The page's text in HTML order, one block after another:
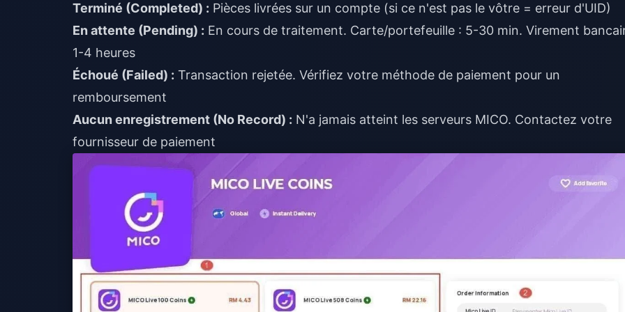
Terminé (Completed) : Pièces livrées sur un compte (si ce n'est pas le vôtre = erreur d'UID)
En attente (Pending) : En cours de traitement. Carte/portefeuille : 5-30 min. Virement
1-4 heures
Échoué (Failed) : Transaction rejetée. Vérifiez votre méthode de paiement pour un
remboursement
Aucun enregistrement (No Record) : N'a jamais atteint les serveurs MICO. Contactez votre
fournisseur de paiement